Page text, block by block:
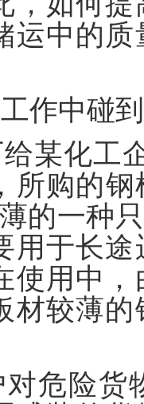
运中的
作中碰
某化工
所购的钢
的一种
用于长
使用中
材较薄
危险货